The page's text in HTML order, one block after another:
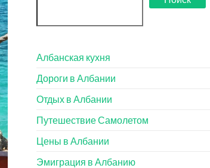
Албанская кухня
Дороги в Албании
Отдых в Албании
Путешествие Самолетом
Цены в Албании
Эмиграция в Албанию